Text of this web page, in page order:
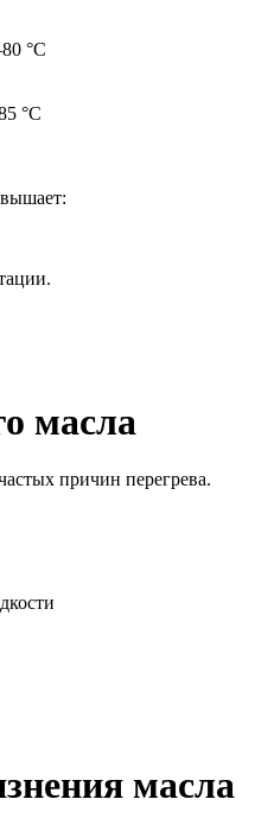
°C
°C
масла
причин перегрева.
масла